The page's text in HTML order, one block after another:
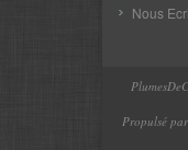
Nous
Propulsé